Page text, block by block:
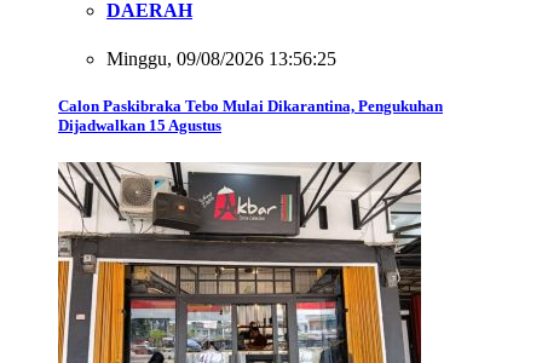
DAERAH
Minggu, 09/08/2026 13:56:25
Calon Paskibraka Tebo Mulai Dikarantina, Pengukuhan
Dijadwalkan 15 Agustus